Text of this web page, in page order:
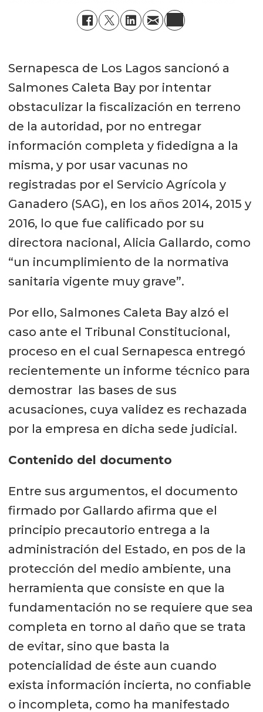
Sernapesca de Los Lagos sancionó a
Salmones Caleta Bay por intentar
obstaculizar la fiscalización en terreno
de la autoridad, por no entregar
información completa y fidedigna a la
misma, y por usar vacunas no
registradas por el Servicio Agrícola y
Ganadero (SAG), en los años 2014, 2015 y
2016, lo que fue calificado por su
directora nacional, Alicia Gallardo, como
“un incumplimiento de la normativa
sanitaria vigente muy grave”.
Por ello, Salmones Caleta Bay alzó el
caso ante el Tribunal Constitucional,
proceso en el cual Sernapesca entregó
recientemente un informe técnico para
demostrar las bases de sus
acusaciones, cuya validez es rechazada
por la empresa en dicha sede judicial.
Contenido del documento
Entre sus argumentos, el documento
firmado por Gallardo afirma que el
principio precautorio entrega a la
administración del Estado, en pos de la
protección del medio ambiente, una
herramienta que consiste en que la
fundamentación no se requiere que sea
completa en torno al daño que se trata
de evitar, sino que basta la
potencialidad de éste aun cuando
exista información incierta, no confiable
o incompleta, como ha manifestado